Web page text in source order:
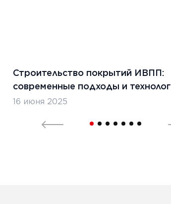
Строительство покрытий ИВПП:
современные подходы и
16 июня 2025